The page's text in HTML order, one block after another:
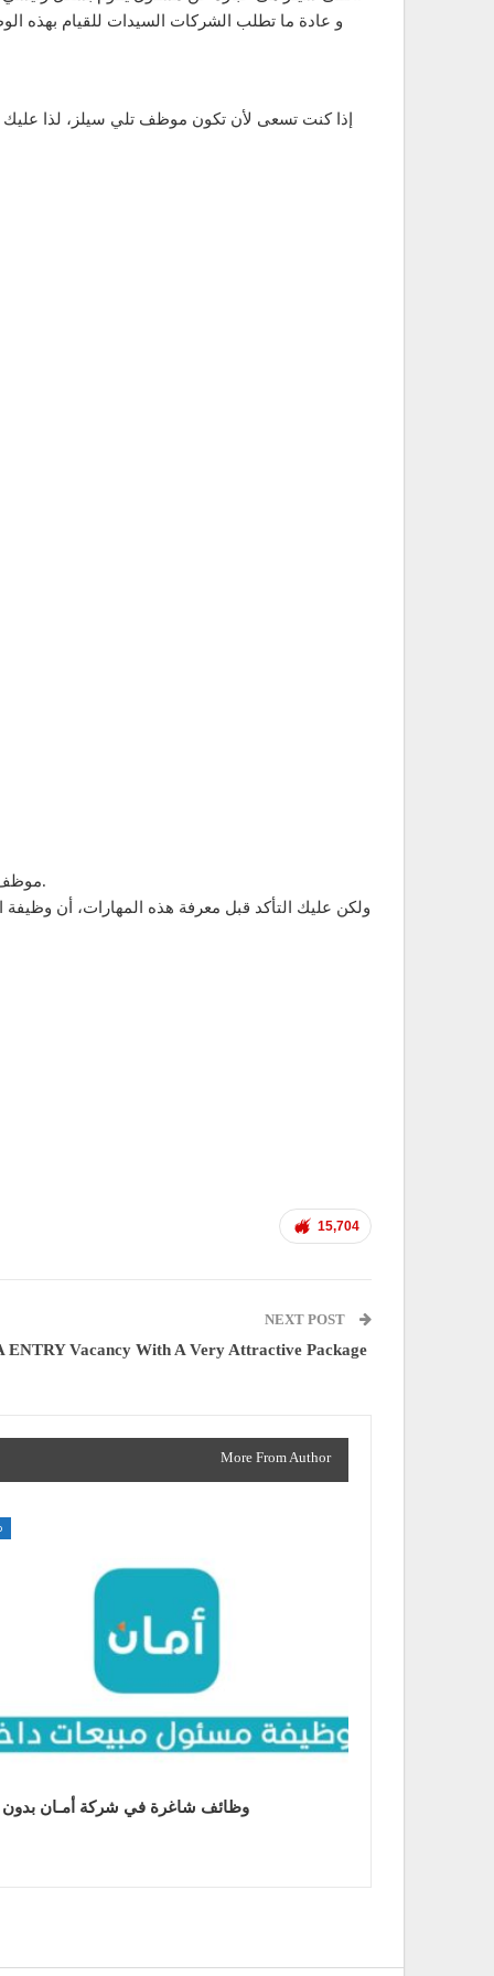
و عادة ما تطلب الشركات السيدات للقيام بهذه
إذا كنت تسعى لأن تكون موظف تلي سيلز، لذا
موظف التلي سيلز يتعين عليه اكتساب بعض المهارات أو تواجد بعض المهارات به حتى يتمكن من تحقيق التارجت والنجاح في هذه المهنة.
ولكن عليك التأكد قبل معرفة هذه المهارات، أن
15,704
NEXT POST
ENTRY Vacancy With A Very Attractive Package
More From Author
وظائف شاغرة في شركة أمـان بدون